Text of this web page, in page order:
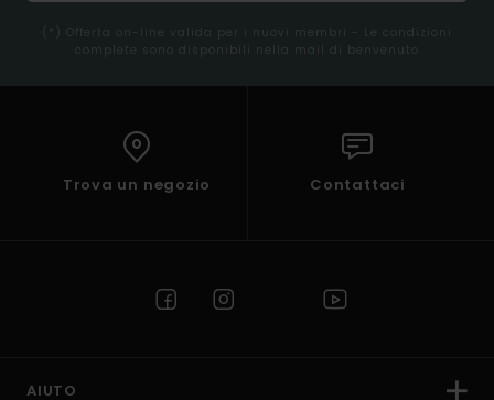
(*) Offerta on-line valida per i nuovi membri - Le condizioni
complete sono disponibili nella mail di benvenuto
Trova un negozio Contattaci
AIUTO